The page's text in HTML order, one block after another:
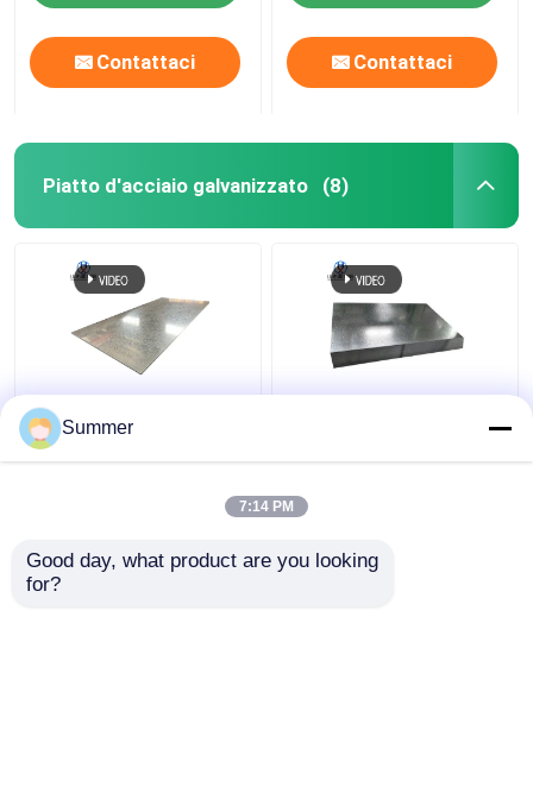
Contattaci Contattaci
Piatto d'acciaio galvanizzato (8)
Piastra di acciaio
galvanizzato a caldo
rivestita di zinco 0,18
DX52D / SGCD1 Grado
pollici
Summer
7:14 PM
Good day, what product are you looking
for?